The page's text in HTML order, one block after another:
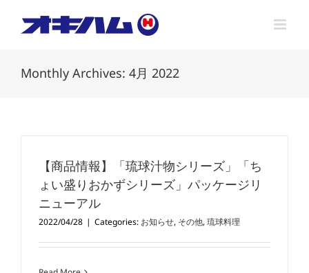
Monthly Archives: 4月 2022
【商品情報】「琉球汁物シリーズ」「ち
ょい盛りおかずシリーズ」パッケージリ
ニューアル
2022/04/28 | Categories: お知らせ, その他,琉球料理